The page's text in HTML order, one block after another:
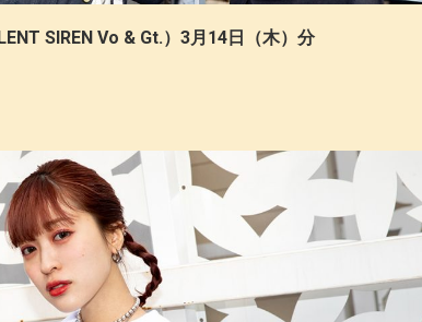
SIREN Vo & Gt.）3月14日（木）分